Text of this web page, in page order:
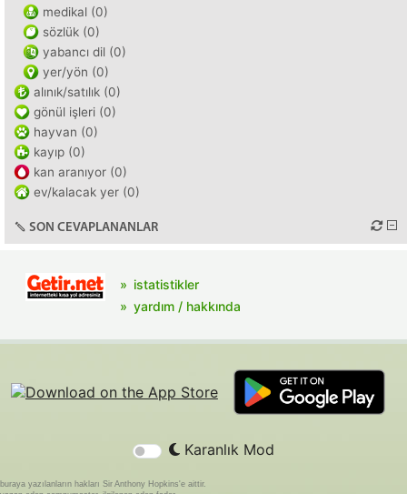
medikal (0)
sözlük (0)
yabancı dil (0)
yer/yön (0)
alınık/satılık (0)
gönül işleri (0)
hayvan (0)
kayıp (0)
kan aranıyor (0)
ev/kalacak yer (0)
SON CEVAPLANANLAR
istatistikler
yardım / hakkında
Karanlık Mod
buraya yazılanların hakları Sir Anthony Hopkins'e aittir.